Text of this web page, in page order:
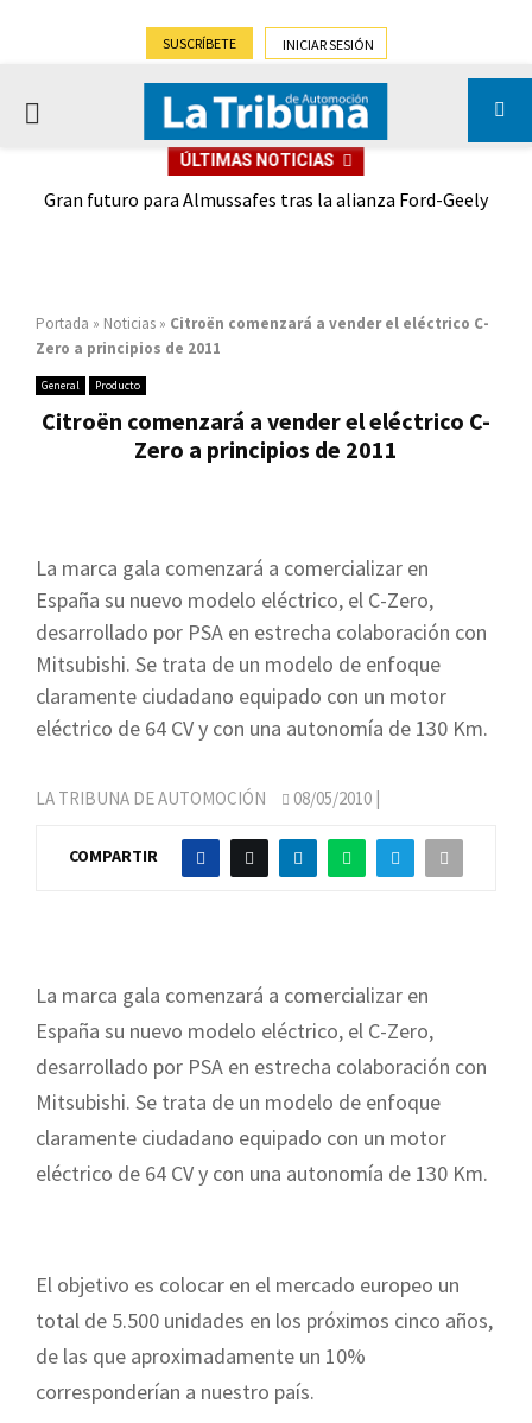
SUSCRÍBETE INICIAR SESIÓN
PRIMARY
ÚLTIMAS NOTICIAS
Gran futuro para Almussafes tras la alianza Ford-Geely
Portada » Noticias » Citroën comenzará a vender el eléctrico C-
Zero a principios de 2011
General Producto
Citroën comenzará a vender el eléctrico C-
Zero a principios de 2011
La marca gala comenzará a comercializar en
España su nuevo modelo eléctrico, el C-Zero,
desarrollado por PSA en estrecha colaboración con
Mitsubishi. Se trata de un modelo de enfoque
claramente ciudadano equipado con un motor
eléctrico de 64 CV y con una autonomía de 130 Km.
LA TRIBUNA DE AUTOMOCIÓN 08/05/2010 |
COMPARTIR
La marca gala comenzará a comercializar en
España su nuevo modelo eléctrico, el C-Zero,
desarrollado por PSA en estrecha colaboración con
Mitsubishi. Se trata de un modelo de enfoque
claramente ciudadano equipado con un motor
eléctrico de 64 CV y con una autonomía de 130 Km.
El objetivo es colocar en el mercado europeo un
total de 5.500 unidades en los próximos cinco años,
de las que aproximadamente un 10%
corresponderían a nuestro país.